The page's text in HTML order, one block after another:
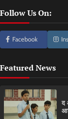
Follow Us On:
Facebook
Featured News
द